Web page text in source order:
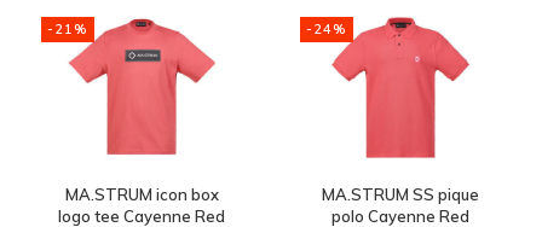
-21%
MA.STRUM icon box
logo tee Cayenne Red
-24%
MA.STRUM SS pique
polo Cayenne Red